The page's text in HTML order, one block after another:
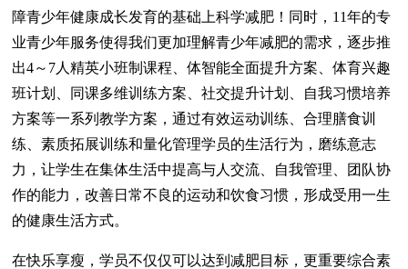
障青少年健康成长发育的基础上科学减肥！同时，11年的专
业青少年服务使得我们更加理解青少年减肥的需求，逐步推
出4～7人精英小班制课程、体智能全面提升方案、体育兴趣
班计划、同课多维训练方案、社交提升计划、自我习惯培养
方案等一系列教学方案，通过有效运动训练、合理膳食训
练、素质拓展训练和量化管理学员的生活行为，磨练意志
力，让学生在集体生活中提高与人交流、自我管理、团队协
作的能力，改善日常不良的运动和饮食习惯，形成受用一生
的健康生活方式。
在快乐享瘦，学员不仅仅可以达到减肥目标，更重要综合素